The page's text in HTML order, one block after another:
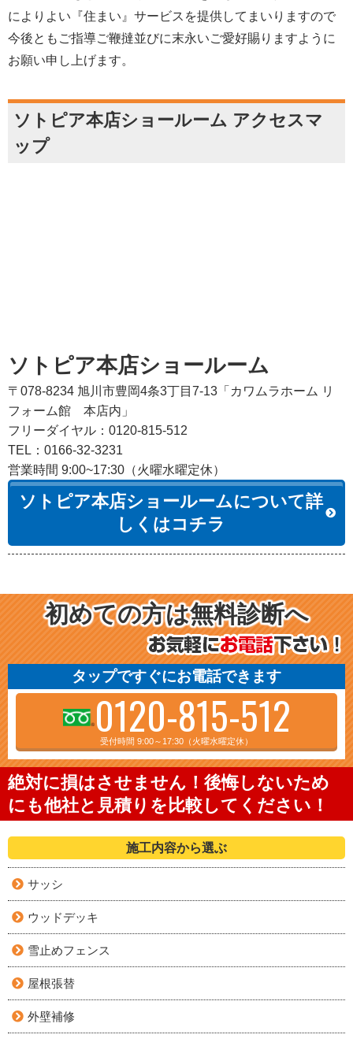
によりよい『住まい』サービスを提供してまいりますので
今後ともご指導ご鞭撻並びに末永いご愛好賜りますように
お願い申し上げます。
ソトピア本店ショールーム アクセスマ
ップ
ソトピア本店ショールーム
〒078-8234 旭川市豊岡4条3丁目7-13「カワムラホーム リ
フォーム館 本店内」
フリーダイヤル：0120-815-512
TEL：0166-32-3231
営業時間 9:00~17:30（火曜水曜定休）
ソトピア本店ショールームについて詳
しくはコチラ
初めての方は無料診断へ
タップですぐにお電話できます
0120-815-512
受付時間 9:00～17:30（火曜水曜定休）
絶対に損はさせません！後悔しないため
にも他社と見積りを比較してください！
施工内容から選ぶ
サッシ
ウッドデッキ
雪止めフェンス
屋根張替
外壁補修